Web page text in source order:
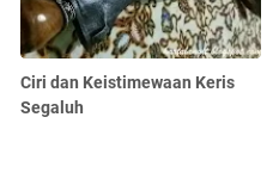
Ciri dan Keistimewaan Keris
Segaluh